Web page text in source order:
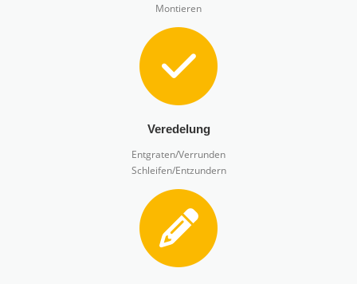
Montieren
Veredelung
Entgraten/Verrunden
Schleifen/Entzundern